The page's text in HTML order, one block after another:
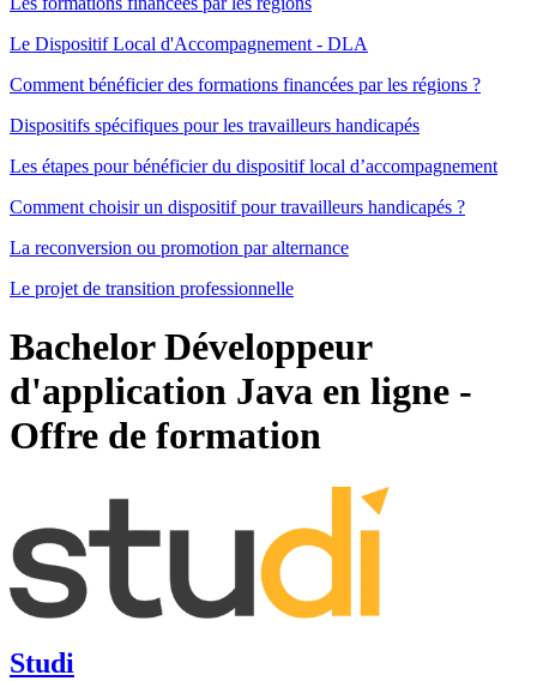
Le Dispositif Local d'Accompagnement - DLA
Comment bénéficier des formations financées par les régions ?
Dispositifs spécifiques pour les travailleurs handicapés
Les étapes pour bénéficier du dispositif local d’accompagnement
Comment choisir un dispositif pour travailleurs handicapés ?
La reconversion ou promotion par alternance
Le projet de transition professionnelle
Bachelor Développeur
d'application Java en ligne -
Offre de formation
Studi